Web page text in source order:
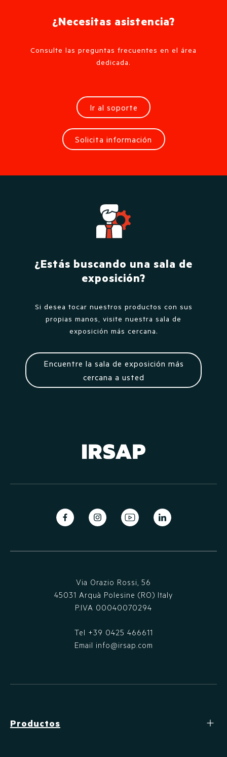
¿Necesitas asistencia?
Consulte las preguntas frecuentes en el área
dedicada.
Ir al soporte
Solicita información
¿Estás buscando una sala de
exposición?
Si desea tocar nuestros productos con sus
propias manos, visite nuestra sala de
exposición más cercana.
Encuentre la sala de exposición más
cercana a usted
Via Orazio Rossi, 56
45031 Arquà Polesine (RO) Italy
P.IVA 00040070294
Tel +39 0425 466611
Email info@irsap.com
Productos